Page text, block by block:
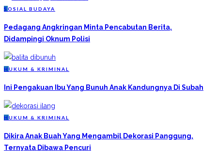
S OSIAL BUDAYA
Pedagang Angkringan Minta Pencabutan Berita,
Didampingi Oknum Polisi
H UKUM & KRIMINAL
Ini Pengakuan Ibu Yang Bunuh Anak Kandungnya Di Subah
H UKUM & KRIMINAL
Dikira Anak Buah Yang Mengambil Dekorasi Panggung,
Ternyata Dibawa Pencuri